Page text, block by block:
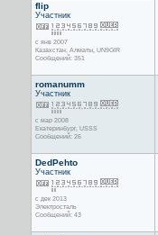
flip
Участник
с янв 2007
Казахстан, Алматы, UN9GIR
Сообщений: 351
romanumm
Участник
с мар 2008
Екатеринбург, USSS
Сообщений: 26
DedPehto
Участник
с дек 2013
Электросталь
Сообщений: 43